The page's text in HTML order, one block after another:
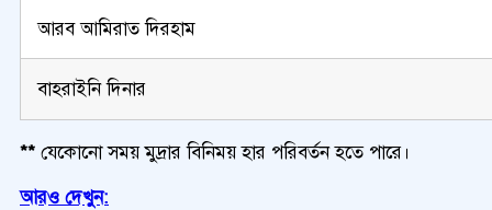
আরব আমিরাত দিরহাম
বাহরাইনি দিনার
** যেকোনো সময় মুদ্রার বিনিময় হার পরিবর্তন হতে পারে।
আরও দেখুন: